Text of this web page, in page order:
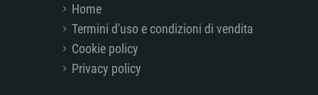
Home
Termini d'uso e condizioni di vendita
Cookie policy
Privacy policy